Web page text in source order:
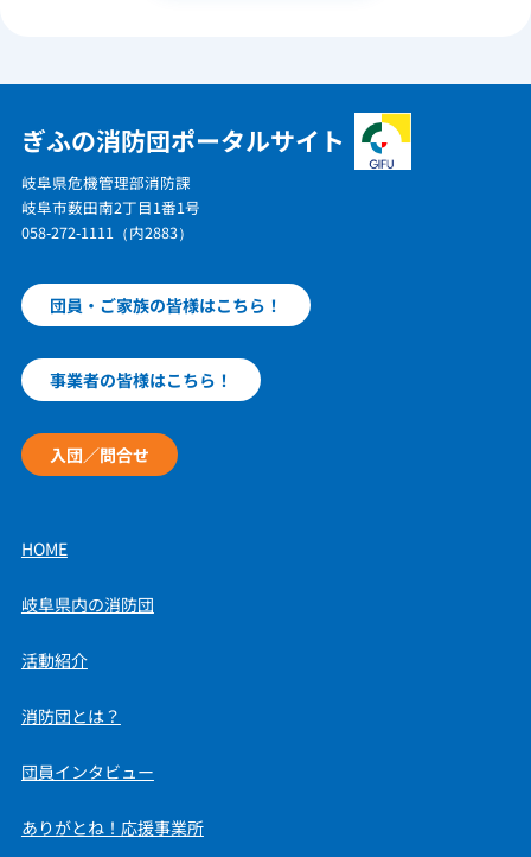
ぎふの消防団ポータルサイト
岐阜県危機管理部消防課
岐阜市薮田南2丁目1番1号
058-272-1111（内2883）
団員・ご家族の皆様はこちら！
事業者の皆様はこちら！
入団／問合せ
HOME
岐阜県内の消防団
活動紹介
消防団とは？
団員インタビュー
ありがとね！応援事業所